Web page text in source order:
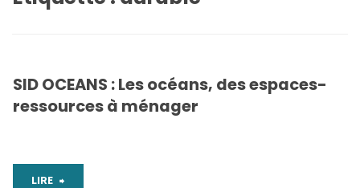
SID OCEANS : Les océans, des espaces-
ressources à ménager
LIRE